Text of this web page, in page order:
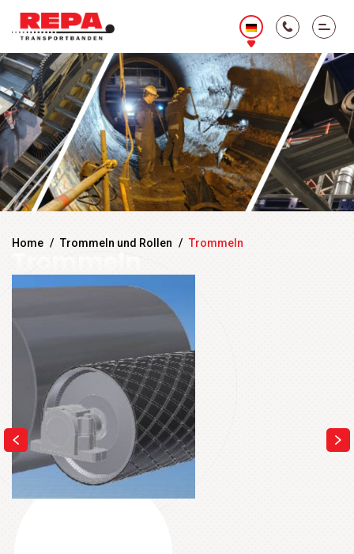
Home / Trommeln und Rollen / Trommeln
Trommeln